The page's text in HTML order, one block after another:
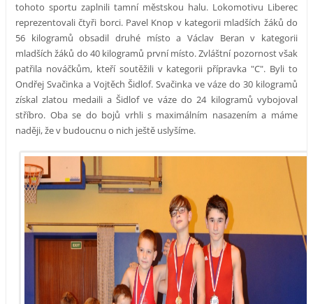
tohoto sportu zaplnili tamní městskou halu. Lokomotivu Liberec
reprezentovali čtyři borci. Pavel Knop v kategorii mladších žáků do
56 kilogramů obsadil druhé místo a Václav Beran v kategorii
mladších žáků do 40 kilogramů první místo. Zvláštní pozornost však
patřila nováčkům, kteří soutěžili v kategorii přípravka "C". Byli to
Ondřej Svačinka a Vojtěch Šidlof. Svačinka ve váze do 30 kilogramů
získal zlatou medaili a Šidlof ve váze do 24 kilogramů vybojoval
stříbro. Oba se do bojů vrhli s maximálním nasazením a máme
naději, že v budoucnu o nich ještě uslyšíme.